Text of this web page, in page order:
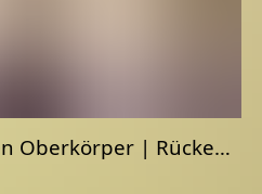
30min Yoga für den Oberkörper | Rücken & Brustöffnung durch leichte Twists